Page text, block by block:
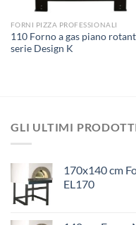
FORNI PIZZA PROFESSIONALI
110 Forno a gas piano
serie Design K
GLI ULTIMI
170x140 cm
EL170